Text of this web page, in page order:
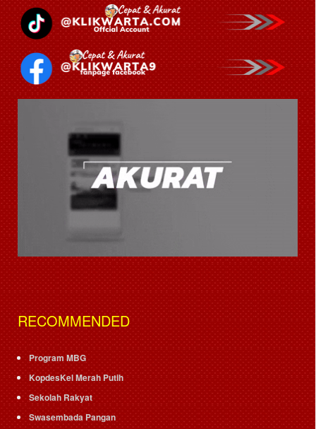
RECOMMENDED
Program MBG
KopdesKel Merah Putih
Sekolah Rakyat
Swasembada Pangan